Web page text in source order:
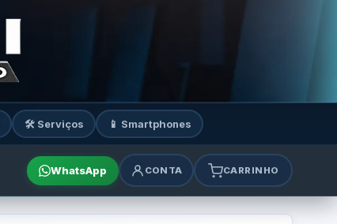
🛠️ Serviços 📱 Smartphones
WhatsApp CONTA CARRINHO